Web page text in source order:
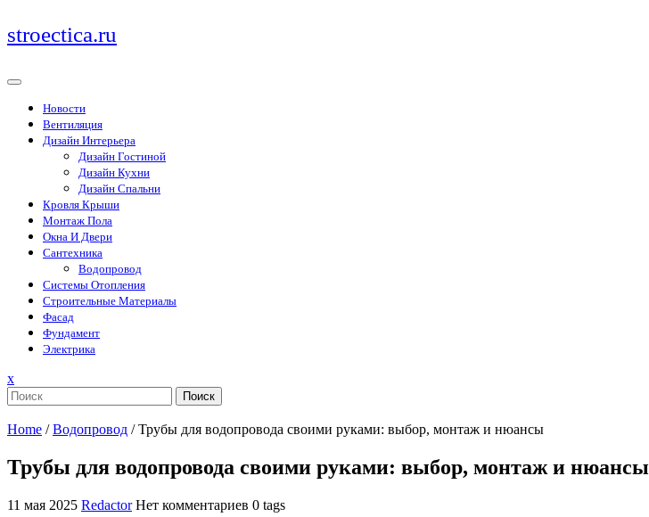
Перейти
к
stroectica.ru
Новости
Вентиляция
Дизайн Интерьера
Дизайн Гостиной
Дизайн Кухни
Дизайн Спальни
Кровля Крыши
Монтаж Пола
Окна И Двери
Сантехника
Водопровод
Системы Отопления
Строительные Материалы
Фасад
Фундамент
Электрика
xЗакрыть
меню
Поиск
Home /Водопровод /Трубы для водопровода своими руками: выбор, монтаж и нюансы
Трубы для водопровода своими руками: выбор, монтаж и нюансы
11 мая 2025 Redactor Нет комментариев 0 tags